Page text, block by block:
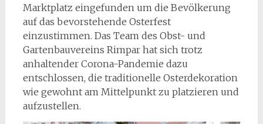
Marktplatz eingefunden um die Bevölkerung
auf das bevorstehende Osterfest
einzustimmen. Das Team des Obst- und
Gartenbauvereins Rimpar hat sich trotz
anhaltender Corona-Pandemie dazu
entschlossen, die traditionelle Osterdekoration
wie gewohnt am Mittelpunkt zu platzieren und
aufzustellen.